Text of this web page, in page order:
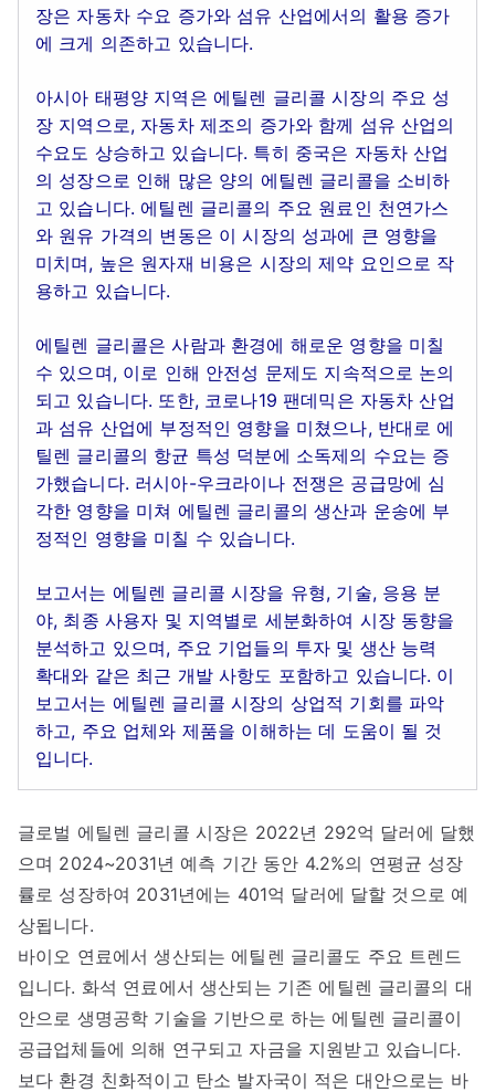
장은 자동차 수요 증가와 섬유 산업에서의 활용 증가
에 크게 의존하고 있습니다.
아시아 태평양 지역은 에틸렌 글리콜 시장의 주요 성
장 지역으로, 자동차 제조의 증가와 함께 섬유 산업의
수요도 상승하고 있습니다. 특히 중국은 자동차 산업
의 성장으로 인해 많은 양의 에틸렌 글리콜을 소비하
고 있습니다. 에틸렌 글리콜의 주요 원료인 천연가스
와 원유 가격의 변동은 이 시장의 성과에 큰 영향을
미치며, 높은 원자재 비용은 시장의 제약 요인으로 작
용하고 있습니다.
에틸렌 글리콜은 사람과 환경에 해로운 영향을 미칠
수 있으며, 이로 인해 안전성 문제도 지속적으로 논의
되고 있습니다. 또한, 코로나19 팬데믹은 자동차 산업
과 섬유 산업에 부정적인 영향을 미쳤으나, 반대로 에
틸렌 글리콜의 항균 특성 덕분에 소독제의 수요는 증
가했습니다. 러시아-우크라이나 전쟁은 공급망에 심
각한 영향을 미쳐 에틸렌 글리콜의 생산과 운송에 부
정적인 영향을 미칠 수 있습니다.
보고서는 에틸렌 글리콜 시장을 유형, 기술, 응용 분
야, 최종 사용자 및 지역별로 세분화하여 시장 동향을
분석하고 있으며, 주요 기업들의 투자 및 생산 능력
확대와 같은 최근 개발 사항도 포함하고 있습니다. 이
보고서는 에틸렌 글리콜 시장의 상업적 기회를 파악
하고, 주요 업체와 제품을 이해하는 데 도움이 될 것
입니다.
글로벌 에틸렌 글리콜 시장은 2022년 292억 달러에 달했
으며 2024~2031년 예측 기간 동안 4.2%의 연평균 성장
률로 성장하여 2031년에는 401억 달러에 달할 것으로 예
상됩니다.
바이오 연료에서 생산되는 에틸렌 글리콜도 주요 트렌드
입니다. 화석 연료에서 생산되는 기존 에틸렌 글리콜의 대
안으로 생명공학 기술을 기반으로 하는 에틸렌 글리콜이
공급업체들에 의해 연구되고 자금을 지원받고 있습니다.
보다 환경 친화적이고 탄소 발자국이 적은 대안으로는 바